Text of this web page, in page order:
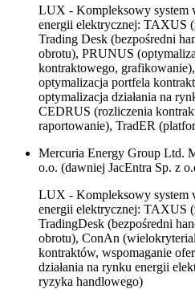
LUX - Kompleksowy system
energii elektrycznej: TAXUS
Trading Desk (bezpośredni
obrotu), PRUNUS
kontraktowego,
optymalizacja portfela
optymalizacja działania na
CEDRUS (rozliczenia
raportowanie), TradER
Mercuria Energy Group Ltd.
o.o. (dawniej JacEntra Sp. z
LUX - Kompleksowy system
energii elektrycznej: TAXUS
TradingDesk (bezpośredni
obrotu), ConAn
kontraktów, wspomaganie
działania na rynku energii
ryzyka handlowego)